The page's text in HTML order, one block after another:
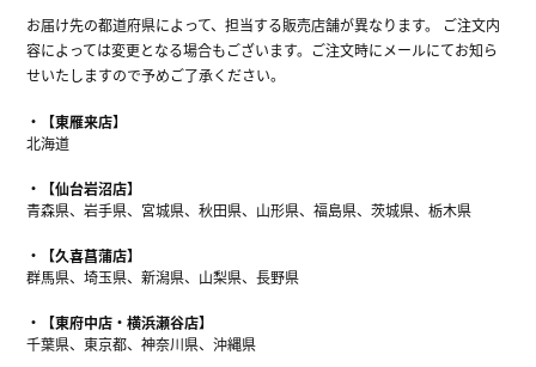
お届け先の都道府県によって、担当する販売店舗が異なります。 ご注文内
容によっては変更となる場合もございます。ご注文時にメールにてお知ら
せいたしますので予めご了承ください。
【東雁来店】
北海道
【仙台岩沼店】
青森県、岩手県、宮城県、秋田県、山形県、福島県、茨城県、栃木県
【久喜菖蒲店】
群馬県、埼玉県、新潟県、山梨県、長野県
【東府中店・横浜瀬谷店】
千葉県、東京都、神奈川県、沖縄県